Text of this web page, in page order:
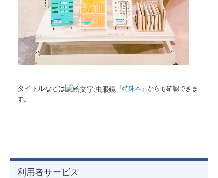
タイトルなどは 『特殊本』 からも確認できま
す。
利用者サービス